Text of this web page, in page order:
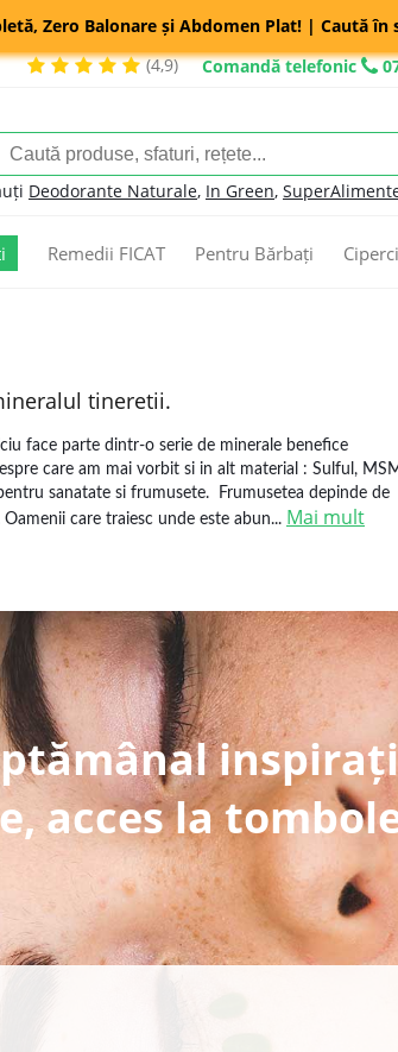
Zero Balonare și Abdomen Plat! | Caută în
(4,9)
Comandă telefonic
Deodorante Naturale, In Green,
Remedii FICAT Pentru Bărbați
tineretii.
face parte dintr-o serie de minerale benefice
care am mai vorbit si in alt material : Sulful,
sanatate si frumusete. Frumusetea depinde de
Oamenii care traiesc unde este abun... Mai mult
acces la